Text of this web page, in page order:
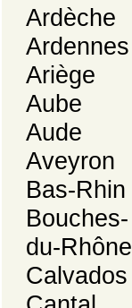
Ardèche
Ardennes
Ariège
Aube
Aude
Aveyron
Bas-Rhin
Bouches-
du-Rhône
Calvados